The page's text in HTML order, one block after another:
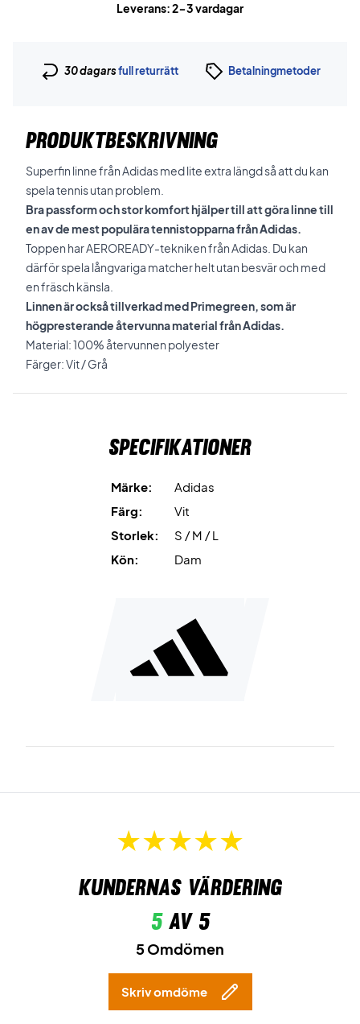
Leverans: 2-3 vardagar
30 dagarsfull returrätt Betalningmetoder
PRODUKTBESKRIVNING
Superfin linne från Adidas med lite extra längd så att du kan
spela tennis utan problem.
Bra passform och stor komfort hjälper till att göra linne till
en av de mest populära tennistopparna från Adidas.
Toppen har AEROREADY-tekniken från Adidas. Du kan
därför spela långvariga matcher helt utan besvär och med
en fräsch känsla.
Linnen är också tillverkad med Primegreen, som är
högpresterande återvunna material från Adidas.
Material: 100% återvunnen polyester
Färger: Vit / Grå
Specifikationer
Märke:
Adidas
Färg:
Vit
Storlek:
S / M / L
Kön:
Dam
Kundernas värdering
5av 5
5 Omdömen
Skriv omdöme